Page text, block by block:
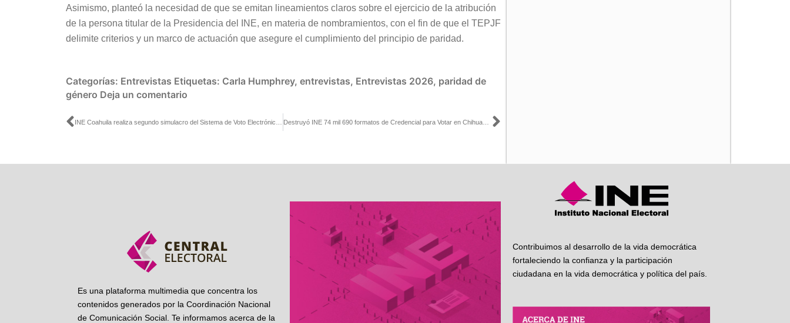
Asimismo, planteó la necesidad de que se emitan lineamientos claros sobre el ejercicio de la atribución
de la persona titular de la Presidencia del INE, en materia de nombramientos, con el fin de que el TEPJF
delimite criterios y un marco de actuación que asegure el cumplimiento del principio de paridad.
Categorías: Entrevistas Etiquetas: Carla Humphrey, entrevistas, Entrevistas 2026, paridad de
género Deja un comentario
Ant Siguiente
Es una plataforma multimedia que concentra los
contenidos generados por la Coordinación Nacional
de Comunicación Social. Te informamos acerca de la
Contribuimos al desarrollo de la vida democrática
fortaleciendo la confianza y la participación
ciudadana en la vida democrática y política del país.